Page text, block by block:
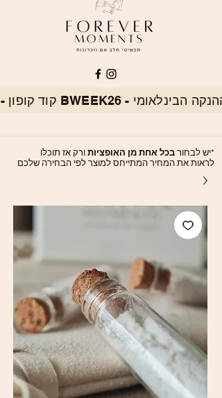
*יש לבחור בכל אחת מן האופציות ורק אז תוכלו
לראות את המחיר המתייחס למוצר לפי הבחירה שלכם